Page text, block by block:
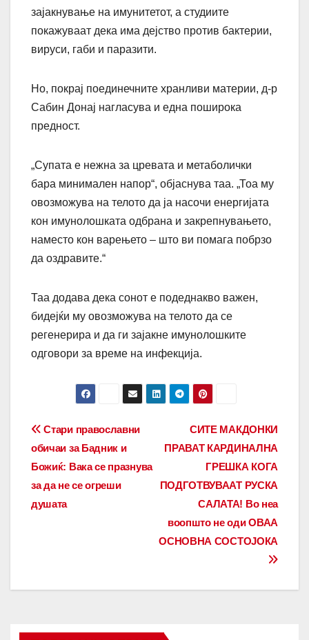
зајакнување на имунитетот, а студиите
покажуваат дека има дејство против бактерии,
вируси, габи и паразити.
Но, покрај поединечните хранливи материи, д-р
Сабин Донај нагласува и една поширока
предност.
„Супата е нежна за цревата и метаболички
бара минимален напор“, објаснува таа. „Тоа му
овозможува на телото да ја насочи енергијата
кон имунолошката одбрана и закрепнувањето,
наместо кон варењето – што ви помага побрзо
да оздравите.“
Таа додава дека сонот е подеднакво важен,
бидејќи му овозможува на телото да се
регенерира и да ги зајакне имунолошките
одговори за време на инфекција.
Post
navigation
СИТЕ МАКДОНКИ
ПРАВАТ КАРДИНАЛНА
ГРЕШКА КОГА
ПОДГОТВУВААТ РУСКА
САЛАТА! Во неа
воопшто не оди ОВАА
ОСНОВНА СОСТОЈОКА
Стари православни
обичаи за Бадник и
Божиќ: Вака се празнува
за да не се огреши
душата